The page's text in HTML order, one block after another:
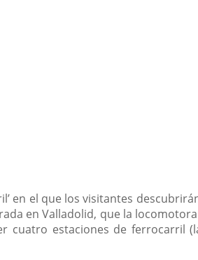
en el que los visitantes
en Valladolid, que la
estaciones de ferrocarril